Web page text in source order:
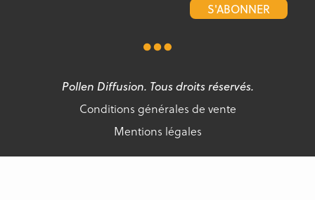
S'ABONNER
Pollen Diffusion. Tous droits réservés.
Conditions générales de vente
Mentions légales